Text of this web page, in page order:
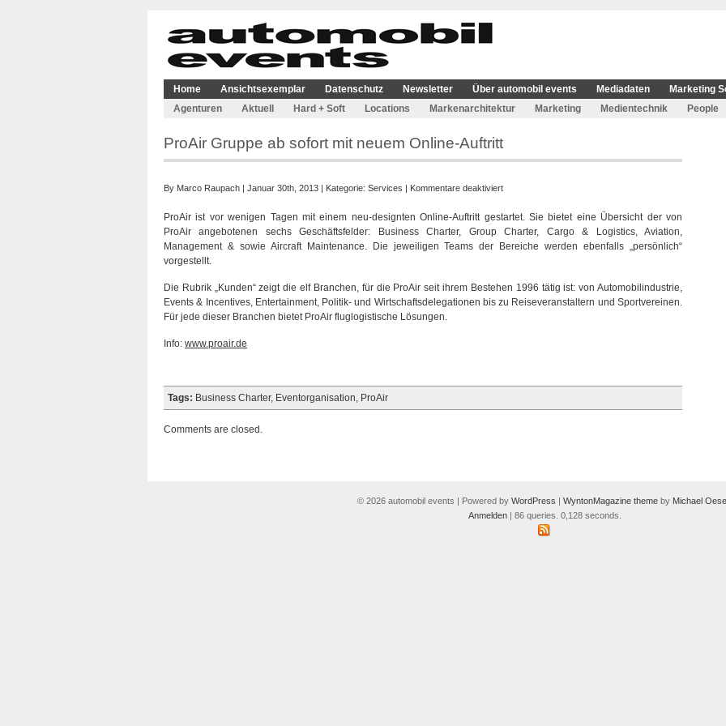
Home Ansichtsexemplar Datenschutz Newsletter Über automobil events Mediadaten
Marketing
Agenturen
Aktuell Hard + Soft Locations Markenarchitektur Marketing Medientechnik People
ProAir Gruppe ab sofort mit neuem Online-Auftritt
By Marco Raupach | Januar 30th, 2013 | Kategorie: Services | Kommentare deaktiviertfür
Gruppe
ab
sofort
Online-
Auftritt
ProAir ist vor wenigen Tagen mit einem neu-designten Online-Auftritt gestartet. Sie bietet eine Übersicht der von
ProAir angebotenen sechs Geschäftsfelder: Business Charter, Group Charter, Cargo & Logistics, Aviation,
Management & sowie Aircraft Maintenance. Die jeweiligen Teams der Bereiche werden ebenfalls „persönlich“
vorgestellt.
Die Rubrik „Kunden“ zeigt die elf Branchen, für die ProAir seit ihrem Bestehen 1996 tätig ist: von Automobilindustrie,
Events & Incentives, Entertainment, Politik- und Wirtschaftsdelegationen bis zu Reiseveranstaltern und Sportvereinen.
Für jede dieser Branchen bietet ProAir fluglogistische Lösungen.
Info: www.proair.de
Tags: Business Charter, Eventorganisation, ProAir
Comments are closed.
© 2026 automobil events | Powered by WordPress | WyntonMagazine theme by Michael
Anmelden| 86 queries. 0,128 seconds.